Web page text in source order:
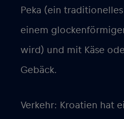
Peka (ein
einem
wird) und mit Käse
Gebäck.
Verkehr: Kroatien hat